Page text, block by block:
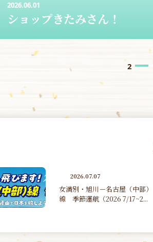
2026.05.09
レンタサイクル
3
2026.06.30
第４１回たんのカレーライスマ
ラソン